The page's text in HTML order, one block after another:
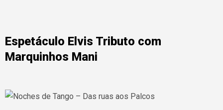
Espetáculo Elvis Tributo com
Marquinhos Mani